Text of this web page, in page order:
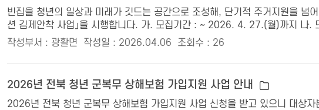
빈집을 청년의 일상과 미래가 깃드는 공간으로 조성해, 단기적 주거지원을 넘
션 김제안착 사업」을 시행합니다. 가. 모집기간 : ~ 2026. 4. 27.(월)까지 나.
작성부서 : 광활면
작성일 : 2026.04.06 조회수 : 26
2026년 전북 청년 군복무 상해보험 가입지원 사업 안내
2026년 전북 청년 군복무 상해보험 가입지원 사업 신청을 받고 있으니 대상